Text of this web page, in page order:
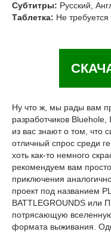
Субтитры: Русский,
Таблетка: Не требуется
Ну что ж, мы рады вам
разработчиков
из вас знают о том, что
отличный спрос среди
хоть как-то немного
рекомендуем вам
приключения
проект под названием
BATTLEGROUNDS или
потрясающую
формата выживания.